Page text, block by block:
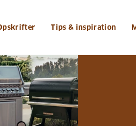
Tips & inspiration